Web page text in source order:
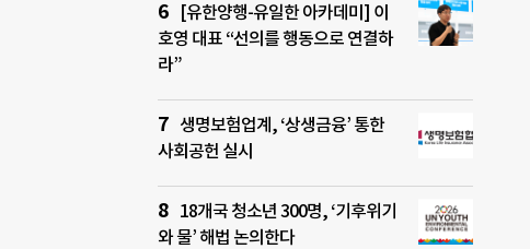
[유한양행-유일한 아카데미] 이
호영 대표 “선의를 행동으로 연결하
라”
생명보험업계, ‘상생금융’ 통한
사회공헌 실시
18개국 청소년 300명, ‘기후위기
와 물’ 해법 논의한다